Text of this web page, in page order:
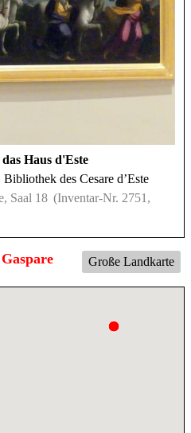
Haus d'Este
Bibliothek des Cesare d’Este
Saal 18 (Inventar-Nr. 2751,
Große Landkarte